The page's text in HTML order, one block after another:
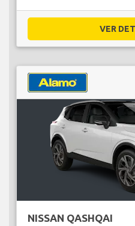
VER
NISSAN QASHQAI